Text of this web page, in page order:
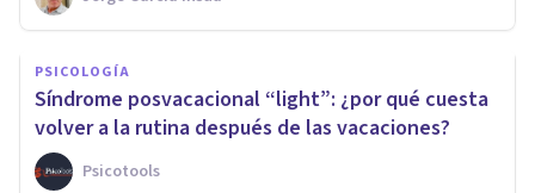
PSICOLOGÍA
Síndrome posvacacional “light”: ¿por qué cuesta
volver a la rutina después de las vacaciones?
Psicotools